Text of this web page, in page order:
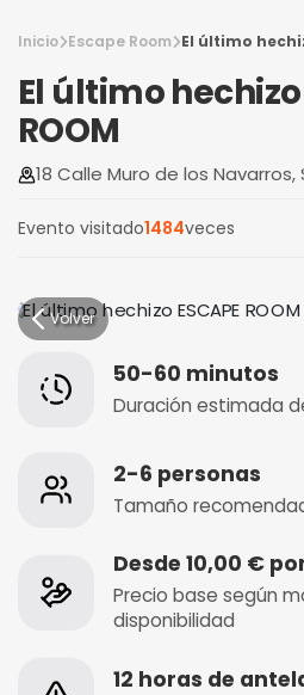
Inicio Escape Room El último
El último hechizo
ROOM
18 Calle Muro de los Navarros,
Evento visitado1484veces
Volver
50-60 minutos
Duración estimada
2-6 personas
Tamaño
Desde 10,00 €
Precio base según
disponibilidad
12 horas de